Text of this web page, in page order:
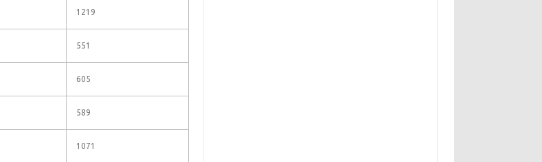
1219
551
605
589
1071